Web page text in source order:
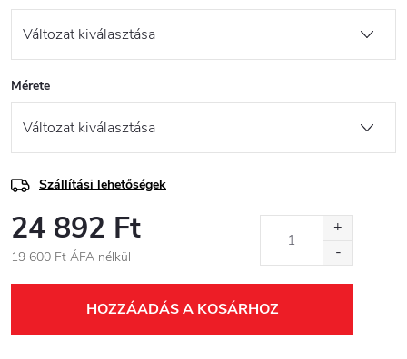
Mérete
Szállítási lehetőségek
24 892 Ft
19 600 Ft ÁFA nélkül
HOZZÁADÁS A KOSÁRHOZ